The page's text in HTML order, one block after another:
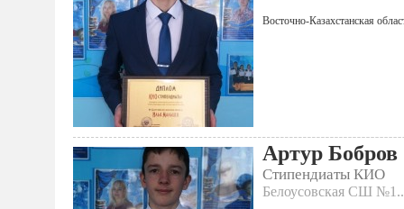
Восточно-Казахстанская
Артур Бобров
Стипендиаты КИО
Белоусовская СШ